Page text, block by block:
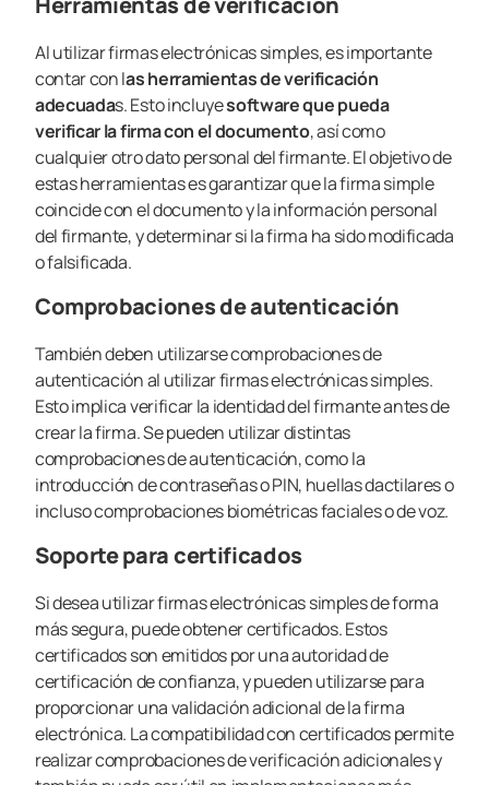
Al utilizar firmas electrónicas simples, es importante
contar con las herramientas de verificación
adecuadas. Esto incluyesoftware que pueda
verificar la firma con el documento, así como
cualquier otro dato personal del firmante. El objetivo de
estas herramientas es garantizar que la firma simple
coincide con el documento y la información personal
del firmante, y determinar si la firma ha sido modificada
o falsificada.
Comprobaciones de autenticación
También deben utilizarse comprobaciones de
autenticación al utilizar firmas electrónicas simples.
Esto implica verificar la identidad del firmante antes de
crear la firma. Se pueden utilizar distintas
comprobaciones de autenticación, como la
introducción de contraseñas o PIN, huellas dactilares o
incluso comprobaciones biométricas faciales o de voz.
Soporte para certificados
Si desea utilizar firmas electrónicas simples de forma
más segura, puede obtener certificados. Estos
certificados son emitidos por una autoridad de
certificación de confianza, y pueden utilizarse para
proporcionar una validación adicional de la firma
electrónica. La compatibilidad con certificados permite
realizar comprobaciones de verificación adicionales y